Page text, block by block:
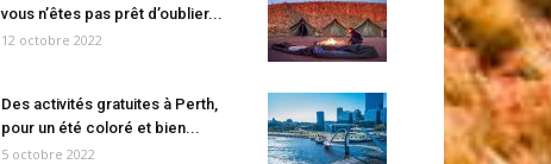
vous n’êtes pas prêt d’oublier...
12 octobre 2022
Des activités gratuites à Perth,
pour un été coloré et bien...
5 octobre 2022